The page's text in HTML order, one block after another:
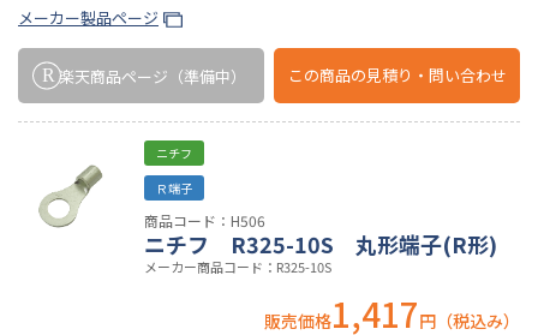
メーカー製品ページ
楽天商品ページ （準備中） この商品の見積り・問い合わせ
ニチフ
Ｒ端子
商品コード：H506
ニチフ R325-10S 丸形端子(R形)
メーカー商品コード：R325-10S
販売価格1,417円（税込み）